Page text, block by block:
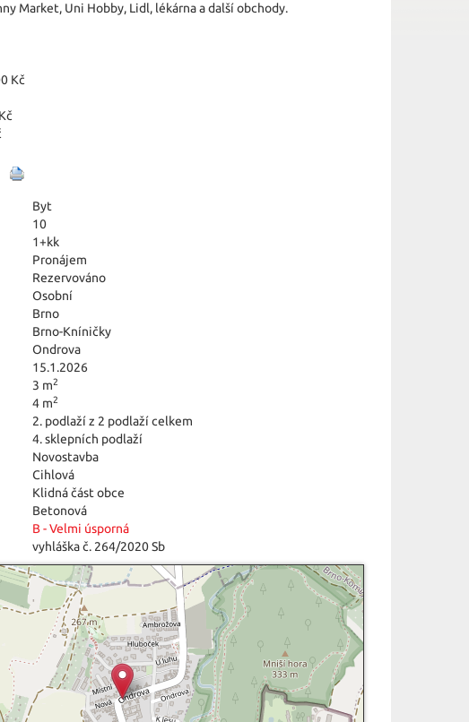
Market, Uni Hobby, Lidl, lékárna a další obchody.
Kč
Byt
10
1+kk
Pronájem
Rezervováno
Osobní
Brno
Brno-Kníničky
Ondrova
15.1.2026
3 m2
4 m2
2. podlaží z 2 podlaží celkem
4. sklepních podlaží
Novostavba
Cihlová
Klidná část obce
Betonová
B - Velmi úsporná
vyhláška č. 264/2020 Sb